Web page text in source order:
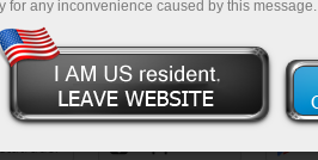
for any inconvenience caused by this message.